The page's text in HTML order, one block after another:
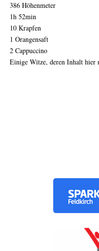
386 Höhenmeter
1h 52min
10 Krapfen
1 Orangensaft
2 Cappuccino
Einige Witze, deren Inhalt hier